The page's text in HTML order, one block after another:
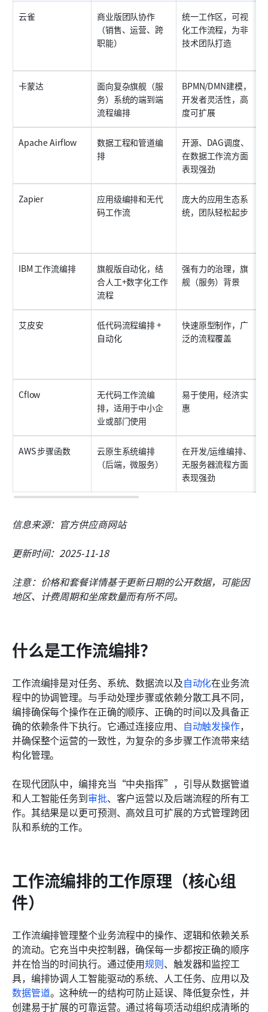
云雀
商业版团队协作
（销售、运营、跨
职能）
统一工作区，可视
化工作流程，为非
技术团队打造
卡蒙达
面向复杂旗舰（服
务）系统的端到端
流程编排
BPMN/DMN建模，
开发者灵活性，高
度可扩展
Apache Airflow
数据工程和管道编
排
开源、DAG调度、
在数据工作流方面
表现强劲
Zapier
应用级编排和无代
码工作流
庞大的应用生态系
统，团队轻松起步
IBM 工作流编排
旗舰版自动化，结
合人工+数字化工作
流程
强有力的治理，旗
舰（服务）背景
艾皮安
低代码流程编排 +
自动化
快速原型制作，广
泛的流程覆盖
Cflow
无代码工作流编
排，适用于中小企
业或部门使用
易于使用，经济实
惠
AWS 步骤函数
云原生系统编排
（后端，微服务）
在开发/运维编排、
无服务器流程方面
表现强劲
信息来源：官方供应商网站
更新时间：2025-11-18
注意：价格和套餐详情基于更新日期的公开数据，可能因
地区、计费周期和坐席数量而有所不同。
什么是工作流编排？
工作流编排是对任务、系统、数据流以及自动化在业务流
程中的协调管理。与手动处理步骤或依赖分散工具不同，
编排确保每个操作在正确的顺序、正确的时间以及具备正
确的依赖条件下执行。它通过连接应用、 自动触发操作，
并确保整个运营的一致性，为复杂的多步骤工作流带来结
构化管理。
在现代团队中，编排充当“中央指挥”，引导从数据管道
和人工智能任务到审批、客户运营以及后端流程的所有工
作。其结果是以更可预测、高效且可扩展的方式管理跨团
队和系统的工作。
工作流编排的工作原理（核心组
件）
工作流编排管理整个业务流程中的操作、逻辑和依赖关系
的流动。它充当中央控制器，确保每一步都按正确的顺序
并在恰当的时间执行。通过使用规则、触发器和监控工
具，编排协调人工智能驱动的系统、人工任务、应用以及
数据管道。这种统一的结构可防止延误、降低复杂性，并
创建易于扩展的可靠运营。通过将每项活动组织成清晰的